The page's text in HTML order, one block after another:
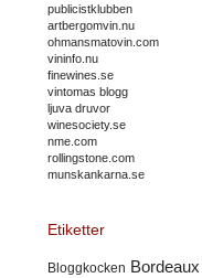
publicistklubben
artbergomvin.nu
ohmansmatovin.com
vininfo.nu
finewines.se
vintomas blogg
ljuva druvor
winesociety.se
nme.com
rollingstone.com
munskankarna.se
Etiketter
Bloggkocken Bordeaux